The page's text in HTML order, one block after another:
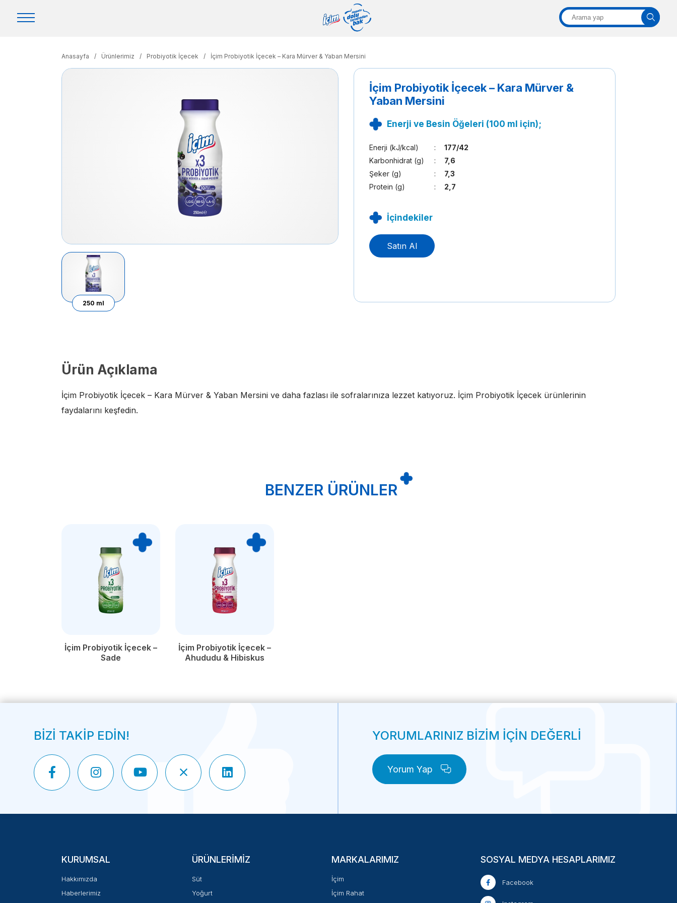
Anasayfa / Ürünlerimiz / Probiyotik İçecek / İçim Probiyotik İçecek – Kara Mürver & Yaban Mersini
250 ml
İçim Probiyotik İçecek – Kara Mürver &
Yaban Mersini
Enerji ve Besin Öğeleri (100 ml için);
Enerji (kJ/kcal) :
177/42
Karbonhidrat (g)
:
7,6
Şeker (g)
:
7,3
Protein (g)
: 2,7
İçindekiler
Satın Al
Ürün Açıklama
İçim Probiyotik İçecek – Kara Mürver & Yaban Mersini ve daha fazlası ile sofralarınıza lezzet katıyoruz. İçim Probiyotik İçecek ürünlerinin
faydalarını keşfedin.
BENZER ÜRÜNLER
İçim Probiyotik İçecek –
Sade
İçim Probiyotik İçecek –
Ahududu & Hibiskus
BİZİ TAKİP EDİN! YORUMLARINIZ BİZİM İÇİN DEĞERLİ
Yorum Yap
KURUMSAL
Hakkımızda
Haberlerimiz
ÜRÜNLERIMIZ
Süt
Yoğurt
MARKALARIMIZ
İçim
İçim Rahat
SOSYAL MEDYA HESAPLARIMIZ
Facebook